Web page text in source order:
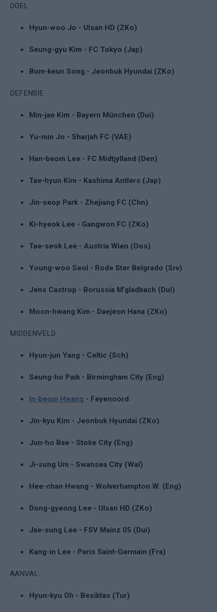
DOEL
Hyun-woo Jo - Ulsan HD (ZKo)
Seung-gyu Kim - FC Tokyo (Jap)
Bum-keun Song - Jeonbuk Hyundai (ZKo)
DEFENSIE
Min-jae Kim - Bayern München (Dui)
Yu-min Jo - Sharjah FC (VAE)
Han-beom Lee - FC Midtjylland (Den)
Tae-hyun Kim - Kashima Antlers (Jap)
Jin-seop Park - Zhejiang FC (Chn)
Ki-hyeok Lee - Gangwon FC (ZKo)
Tae-seok Lee - Austria Wien (Oos)
Young-woo Seol - Rode Ster Belgrado (Srv)
Jens Castrop - Borussia M’gladbach (Dui)
Moon-hwang Kim - Daejeon Hana (ZKo)
MIDDENVELD
Hyun-jun Yang - Celtic (Sch)
Seung-ho Paik - Birmingham City (Eng)
In-beom Hwang - Feyenoord
Jin-kyu Kim - Jeonbuk Hyundai (ZKo)
Jun-ho Bae - Stoke City (Eng)
Ji-sung Um - Swansea City (Wal)
Hee-chan Hwang - Wolverhampton W. (Eng)
Dong-gyeong Lee - Ulsan HD (ZKo)
Jae-sung Lee - FSV Mainz 05 (Dui)
Kang-in Lee - Paris Saint-Germain (Fra)
AANVAL
Hyun-kyu Oh - Besiktas (Tur)